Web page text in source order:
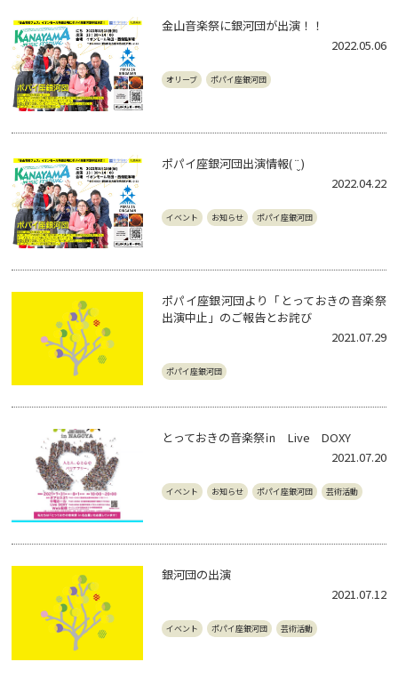
金山音楽祭に銀河団が出演！！
2022.05.06
オリーブ ポパイ座銀河団
ポパイ座銀河団出演情報( ¨̮ )
2022.04.22
イベント お知らせ ポパイ座銀河団
ポパイ座銀河団より「とっておきの音楽祭
出演中止」のご報告とお詫び
2021.07.29
ポパイ座銀河団
とっておきの音楽祭㏌ Live DOXY
2021.07.20
イベント お知らせ ポパイ座銀河団 芸術活動
銀河団の出演
2021.07.12
イベント ポパイ座銀河団 芸術活動